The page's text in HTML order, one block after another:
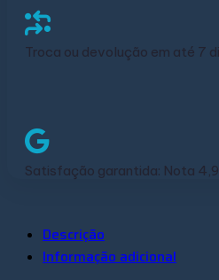
Troca ou devolução em até 7
Satisfação garantida: Nota
Descrição
Informação adicional